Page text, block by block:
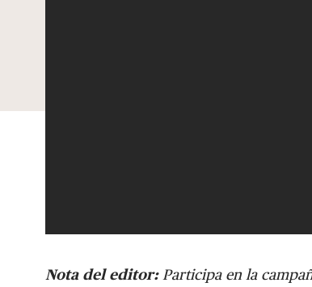
Nota del editor: Participa en la